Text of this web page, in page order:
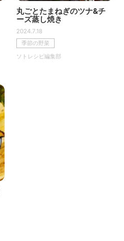
丸ごとたまねぎのツナ&チ
ーズ蒸し焼き
2024.7.18
季節の野菜
ソトレシピ編集部